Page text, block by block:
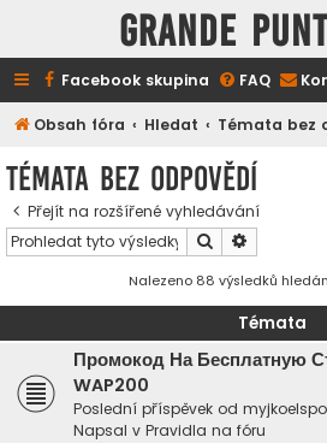
GRANDE
Facebook skupina FAQ
Obsah fóra Hledat Témata bez
Témata bez odpovědí
Přejít na rozšířené vyhledávání
Hledat
Nalezeno 88 výsledků
Témata
Промокод На Бесплатную
WAP200
Poslední příspěvek od
Napsal v Pravidla na fóru